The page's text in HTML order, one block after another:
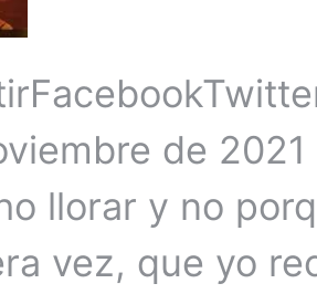
de
llorar y no
vez, que yo